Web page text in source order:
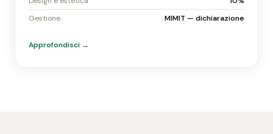
Gestione
MIMIT — dichiarazione
Approfondisci →